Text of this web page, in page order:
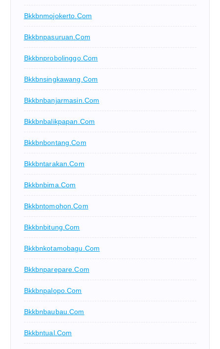
Bkkbnmojokerto.com
Bkkbnpasuruan.com
Bkkbnprobolinggo.com
Bkkbnsingkawang.com
Bkkbnbanjarmasin.com
Bkkbnbalikpapan.com
Bkkbnbontang.com
Bkkbntarakan.com
Bkkbnbima.com
Bkkbntomohon.com
Bkkbnbitung.com
Bkkbnkotamobagu.com
Bkkbnparepare.com
Bkkbnpalopo.com
Bkkbnbaubau.com
Bkkbntual.com